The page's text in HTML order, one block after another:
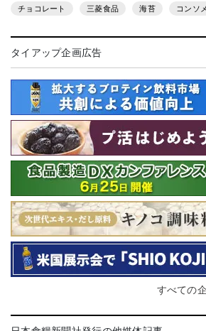
チョコレート 三菱食品 海苔 コンソメ
タイアップ企画広告
すべての